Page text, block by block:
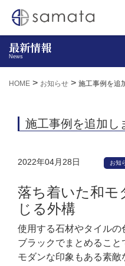
最新情報
News
HOME > お知らせ > 施工事例を追
施工事例を追加し
2022年04月28日 お知
落ち着いた和モ
じる外構
使用する石材やタイル
ブラックでまとめるこ
モダンな印象もある素敵